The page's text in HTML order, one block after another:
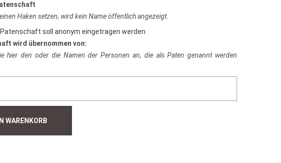
Haken setzen, wird kein Name öffentlich angezeigt.
soll anonym eingetragen werden
wird übernommen von:
hier den oder die Namen der Personen an, die als Paten genannt werden
WARENKORB